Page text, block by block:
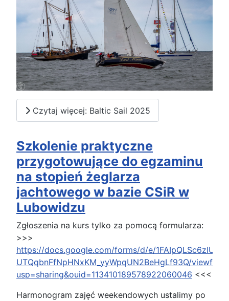
Czytaj więcej: Baltic Sail 2025
Szkolenie praktyczne
przygotowujące do egzaminu
na stopień żeglarza
jachtowego w bazie CSiR w
Lubowidzu
Zgłoszenia na kurs tylko za pomocą formularza:
>>>
https://docs.google.com/forms/d/e/
UTQqbnFfNpHNxKM_yyWpqUN2BeHgLf93Q/
usp=sharing&ouid=113410189578922060046 <<<
Harmonogram zajęć weekendowych ustalimy po